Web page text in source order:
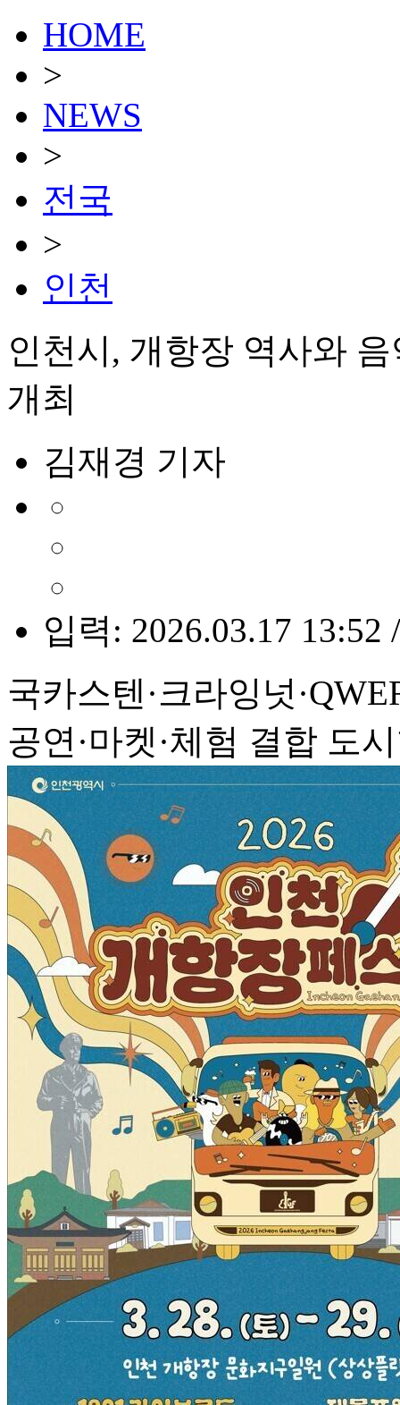
HOME
>
NEWS
>
전국
>
인천
인천시, 개항장 역사와
개최
김재경 기자
입력: 2026.03.17 13:52
국카스텐·크라잉넛
공연·마켓·체험 결합 도